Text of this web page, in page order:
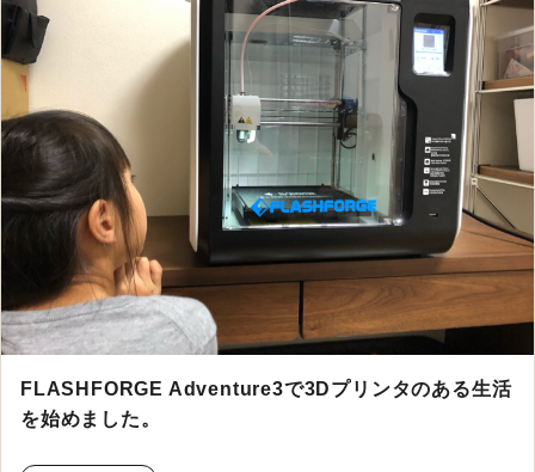
FLASHFORGE Adventure3で3Dプリンタのある生活
を始めました。